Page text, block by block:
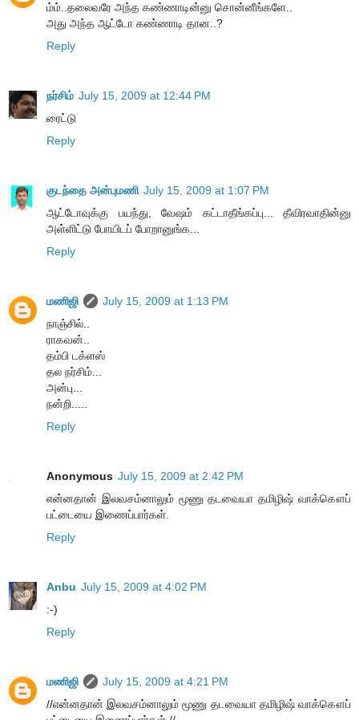
ம்ம்..தலைவரே அந்த கண்ணாடின்னு சொன்னீங்களே..
அது அந்த ஆட்டோ கண்ணாடி தான..?
Reply
நர்சிம் July 15, 2009 at 12:44 PM
ரைட்டு
Reply
குடந்தை அன்புமணி July 15, 2009 at 1:07 PM
ஆட்டோவுக்கு பயந்து, வேஷம் கட்டாதீங்கப்பு... தீவிரவாதின்னு
அள்ளிட்டு போயிடப் போறானுங்க...
Reply
மணிஜி
July 15, 2009 at 1:13 PM
நாஞ்சில்..
ராகவன்..
தம்பி டக்ளஸ்
தல நர்சிம்...
அன்பு...
நன்றி.....
Reply
Anonymous July 15, 2009 at 2:42 PM
என்னதான் இலவசம்னாலும் மூணு தடவையா தமிழிஷ் வாக்கௌப்
பட்டையை இணைப்பார்கள்.
Reply
Anbu July 15, 2009 at 4:02 PM
:-)
Reply
மணிஜி
July 15, 2009 at 4:21 PM
//என்னதான் இலவசம்னாலும் மூணு தடவையா தமிழிஷ் வாக்கௌப்